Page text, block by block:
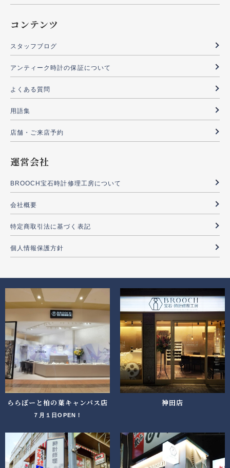
コンテンツ
スタッフブログ
アンティーク時計の保証について
よくある質問
用語集
店舗・ご来店予約
運営会社
BROOCH宝石時計修理工房について
会社概要
特定商取引法に基づく表記
個人情報保護方針
ららぽーと柏の葉キャンパス店
７月１日OPEN！
神田店